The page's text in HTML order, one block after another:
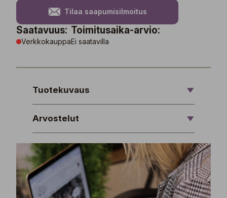
Tilaa saapumisilmoitus
Saatavuus:
Verkkokauppa
Toimitusaika-arvio:
Ei saatavilla
Tuotekuvaus
Arvostelut